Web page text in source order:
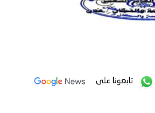
تابعونا على